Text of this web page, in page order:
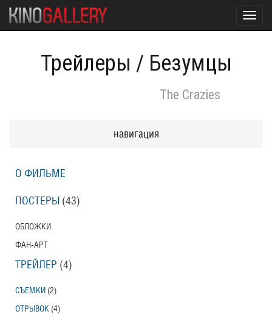
Трейлеры / Безумцы
The Crazies
навигация
О ФИЛЬМЕ
ПОСТЕРЫ (43)
ОБЛОЖКИ
ФАН-АРТ
ТРЕЙЛЕР (4)
СЪЕМКИ (2)
ОТРЫВОК (4)